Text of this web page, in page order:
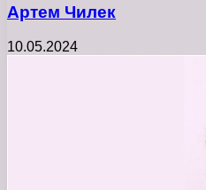
Артем Чилек
10.05.2024